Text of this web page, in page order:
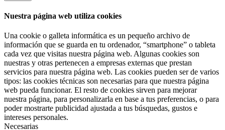
Nuestra página web utiliza cookies
Una cookie o galleta informática es un pequeño archivo de
información que se guarda en tu ordenador, “smartphone” o tableta
cada vez que visitas nuestra página web. Algunas cookies son
nuestras y otras pertenecen a empresas externas que prestan
servicios para nuestra página web. Las cookies pueden ser de varios
tipos: las cookies técnicas son necesarias para que nuestra página
web pueda funcionar. El resto de cookies sirven para mejorar
nuestra página, para personalizarla en base a tus preferencias, o para
poder mostrarte publicidad ajustada a tus búsquedas, gustos e
intereses personales.
Necesarias